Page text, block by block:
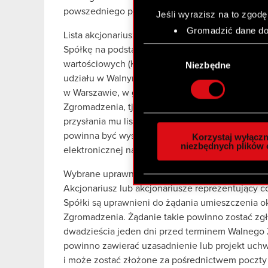
Jeśli wyrazisz na to
Gromadzić dane
Identyfikować
Dowiedz się więcej
szczegółów . W
Wykorzystujemy pliki
społecznościowym,
otrzymanymi od Ciebie
zgadasz się na używanie
Niezbędne
Korzystaj
niezbędnych plików
powszedniego po Dniu Rejestracji, tj. do dnia 13
Lista akcjonariuszy uprawnionych do udziału w
Spółkę na podstawie wykazu udostępnionego
wartościowych (Krajowy Depozyt Papierów
udziału w Walnym Zgromadzeniu zostanie
w Warszawie, w godzinach od 9.00 do 16.00,
Zgromadzenia, tj. w dniach 24 lipca 2020 r. do
przysłania mu listy akcjonariuszy nieodpłatnie
powinna być wysłana. Akcjonariusz może
elektronicznej na adres wza@cdprojekt.com.
Wybrane uprawnienia akcjonariuszy dotyczące
Akcjonariusz lub akcjonariusze reprezentujący
Spółki są uprawnieni do żądania umieszczenia
Zgromadzenia. Żądanie takie powinno zostać
dwadzieścia jeden dni przed terminem
powinno zawierać uzasadnienie lub projekt
i może zostać złożone za pośrednictwem